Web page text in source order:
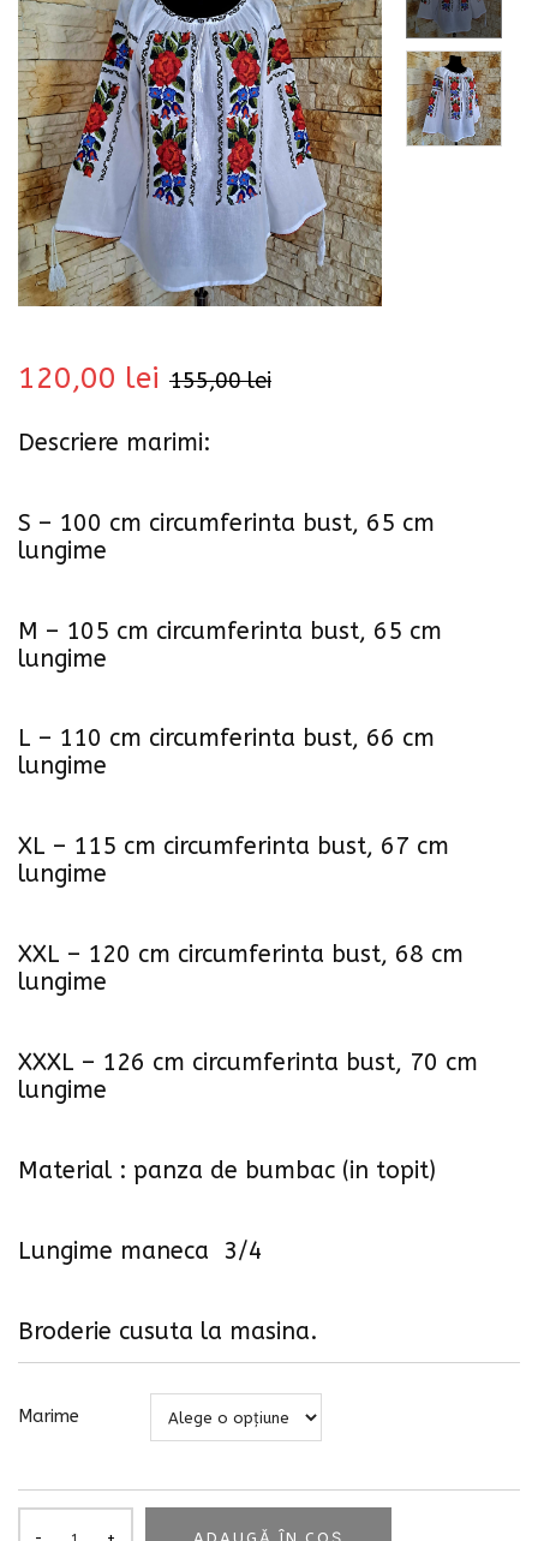
155,00lei
120,00 lei
Descriere marimi:
S – 100 cm circumferinta bust, 65 cm
lungime
M – 105 cm circumferinta bust, 65 cm
lungime
L – 110 cm circumferinta bust, 66 cm
lungime
XL – 115 cm circumferinta bust, 67 cm
lungime
XXL – 120 cm circumferinta bust, 68 cm
lungime
XXXL – 126 cm circumferinta bust, 70 cm
lungime
Material : panza de bumbac (in topit)
Lungime maneca 3/4
Broderie cusuta la masina.
Marime